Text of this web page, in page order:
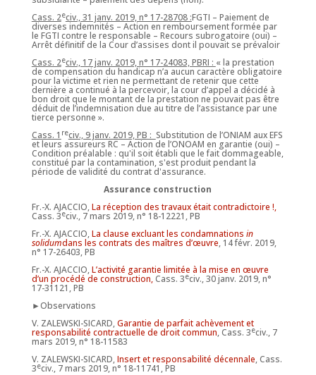
Cass. 2eciv., 31 janv. 2019, n° 17-28708 :FGTI – Paiement de
diverses indemnités – Action en remboursement formée par
le FGTI contre le responsable – Recours subrogatoire (oui) –
Arrêt définitif de la Cour d’assises dont il pouvait se prévaloir
Cass. 2eciv., 17 janv. 2019, n° 17-24083, PBRI : « la prestation
de compensation du handicap n’a aucun caractère obligatoire
pour la victime et rien ne permettant de retenir que cette
dernière a continué à la percevoir, la cour d’appel a décidé à
bon droit que le montant de la prestation ne pouvait pas être
déduit de l’indemnisation due au titre de l’assistance par une
tierce personne ».
Cass. 1 reciv., 9 janv. 2019, PB : Substitution de l’ONIAM aux EFS
et leurs assureurs RC – Action de l’ONOAM en garantie (oui) –
Condition préalable : qu'il soit établi que le fait dommageable,
constitué par la contamination, s'est produit pendant la
période de validité du contrat d'assurance.
Assurance construction
Fr.-X. AJACCIO,La réception des travaux était contradictoire !,
Cass. 3eciv., 7 mars 2019, n° 18-12221, PB
Fr.-X. AJACCIO,La clause excluant les condamnations in
solidumdans les contrats des maîtres d’œuvre, 14 févr. 2019,
n° 17-26403, PB
Fr.-X. AJACCIO,L’activité garantie limitée à la mise en œuvre
d’un procédé de construction,Cass. 3eciv., 30 janv. 2019, n°
17-31121, PB
►Observations
V. ZALEWSKI-SICARD,Garantie de parfait achèvement et
responsabilité contractuelle de droit commun, Cass. 3eciv., 7
mars 2019, n° 18-11583
V. ZALEWSKI-SICARD,Insert et responsabilité décennale, Cass.
3eciv., 7 mars 2019, n° 18-11741, PB